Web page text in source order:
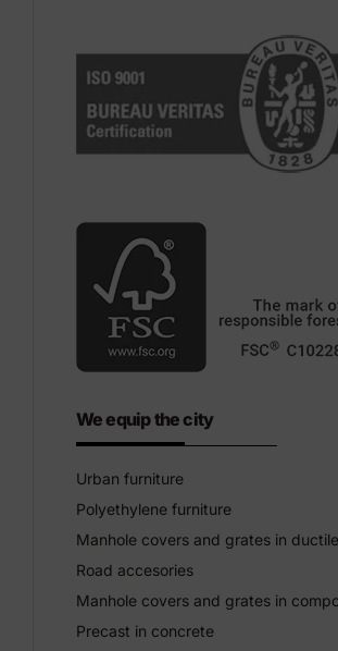
We equip the city
Urban furniture
Polyethylene furniture
Manhole covers and grates in
Road accesories
Manhole covers and grates in
Precast in concrete